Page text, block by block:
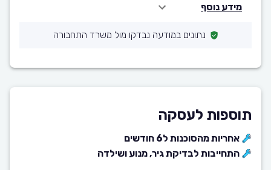
מידע נוסף
נתונים במודעה נבדקו מול משרד התחבורה
תוספות לעסקה
אחריות מהסוכנות ל6 חודשים
התחייבות לבדיקת גיר, מנוע ושילדה